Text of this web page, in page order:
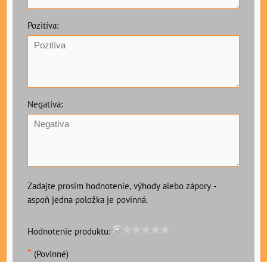
Pozitíva:
Negatíva:
Zadajte prosím hodnotenie, výhody alebo zápory -
aspoň jedna položka je povinná.
Hodnotenie produktu:
* (Povinné)